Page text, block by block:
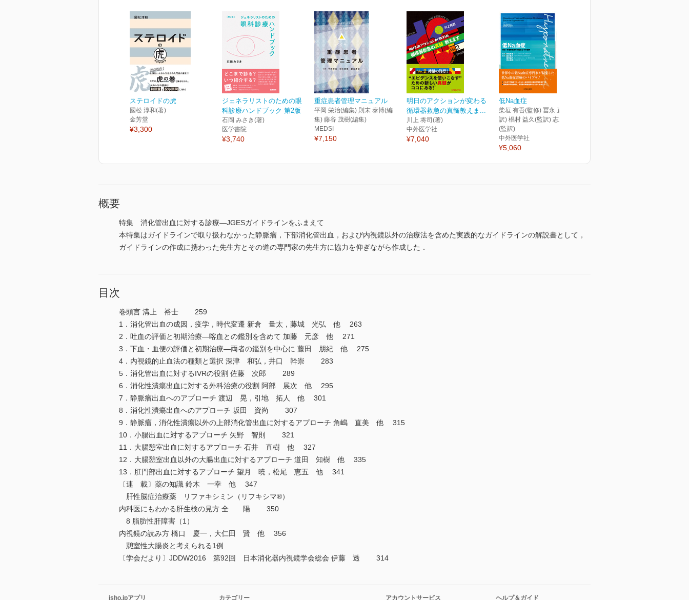
ステロイドの虎
國松 淳和(著)
金芳堂
¥3,300
ジェネラリストのための眼
科診療ハンドブック 第2版
石岡 みさき(著)
医学書院
¥3,740
重症患者管理マニュアル
平岡 栄治(編集) 則末 泰博(編
集) 藤谷 茂樹(編集)
MEDSI
¥7,150
明日のアクションが変わる
循環器救急の真髄教えま...
川上 将司(著)
中外医学社
¥7,040
低Na血症
柴垣 有吾(監修) 冨永 直人(監
訳) 椙村 益久(監訳) 志水 英明
(監訳)
中外医学社
¥5,060
概要
特集 消化管出血に対する診療―JGESガイドラインをふまえて
本特集はガイドラインで取り扱わなかった静脈瘤，下部消化管出血，および内視鏡以外の治療法を含めた実践的なガイドラインの解説書として，
ガイドラインの作成に携わった先生方とその道の専門家の先生方に協力を仰ぎながら作成した．
目次
巻頭言 溝上 裕士 259
1．消化管出血の成因，疫学，時代変遷 新倉 量太，藤城 光弘 他 263
2．吐血の評価と初期治療―喀血との鑑別を含めて 加藤 元彦 他 271
3．下血・血便の評価と初期治療―両者の鑑別を中心に 藤田 朋紀 他 275
4．内視鏡的止血法の種類と選択 深津 和弘，井口 幹崇 283
5．消化管出血に対するIVRの役割 佐藤 次郎 289
6．消化性潰瘍出血に対する外科治療の役割 阿部 展次 他 295
7．静脈瘤出血へのアプローチ 渡辺 晃，引地 拓人 他 301
8．消化性潰瘍出血へのアプローチ 坂田 資尚 307
9．静脈瘤，消化性潰瘍以外の上部消化管出血に対するアプローチ 角嶋 直美 他 315
10．小腸出血に対するアプローチ 矢野 智則 321
11．大腸憩室出血に対するアプローチ 石井 直樹 他 327
12．大腸憩室出血以外の大腸出血に対するアプローチ 道田 知樹 他 335
13．肛門部出血に対するアプローチ 望月 暁，松尾 恵五 他 341
〔連 載〕薬の知識 鈴木 一幸 他 347
肝性脳症治療薬 リファキシミン（リフキシマ®）
内科医にもわかる肝生検の見方 全 陽 350
8 脂肪性肝障害（1）
内視鏡の読み方 橋口 慶一，大仁田 賢 他 356
憩室性大腸炎と考えられる1例
〔学会だより〕JDDW2016 第92回 日本消化器内視鏡学会総会 伊藤 透 314
isho.jpアプリ カテゴリー アカウントサービス ヘルプ＆ガイド